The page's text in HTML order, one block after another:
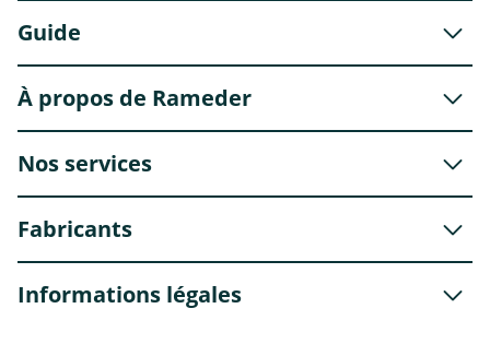
Guide
À propos de Rameder
Nos services
Fabricants
Informations légales